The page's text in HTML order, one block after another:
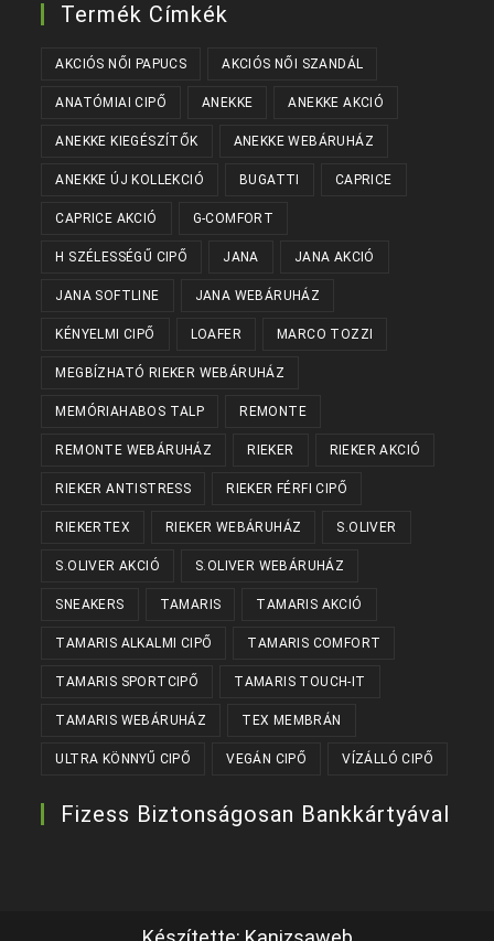
Termék Címkék
AKCIÓS NŐI PAPUCS AKCIÓS NŐI SZANDÁL
ANATÓMIAI CIPŐ ANEKKE ANEKKE AKCIÓ
ANEKKE KIEGÉSZÍTŐK ANEKKE WEBÁRUHÁZ
ANEKKE ÚJ KOLLEKCIÓ BUGATTI CAPRICE
CAPRICE AKCIÓ G-COMFORT
H SZÉLESSÉGŰ CIPŐ JANA JANA AKCIÓ
JANA SOFTLINE JANA WEBÁRUHÁZ
KÉNYELMI CIPŐ LOAFER MARCO TOZZI
MEGBÍZHATÓ RIEKER WEBÁRUHÁZ
MEMÓRIAHABOS TALP REMONTE
REMONTE WEBÁRUHÁZ RIEKER RIEKER AKCIÓ
RIEKER ANTISTRESS RIEKER FÉRFI CIPŐ
RIEKERTEX RIEKER WEBÁRUHÁZ S.OLIVER
S.OLIVER AKCIÓ S.OLIVER WEBÁRUHÁZ
SNEAKERS TAMARIS TAMARIS AKCIÓ
TAMARIS ALKALMI CIPŐ TAMARIS COMFORT
TAMARIS SPORTCIPŐ TAMARIS TOUCH-IT
TAMARIS WEBÁRUHÁZ TEX MEMBRÁN
ULTRA KÖNNYŰ CIPŐ VEGÁN CIPŐ VÍZÁLLÓ CIPŐ
Fizess Biztonságosan Bankkártyával